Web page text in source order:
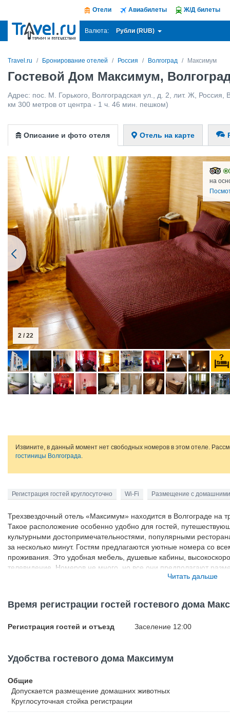
Отели Авиабилеты Ж/Д билеты
Валюта: Рубли (RUB)
Travel.ru Бронирование отелей Россия Волгоград Максимум
Гостевой Дом Максимум,
Адрес: пос. М. Горького, Волгоградская ул., д. 2, лит. Ж Россия
км 300 метров от центра - 1 ч. 46 мин. пешком)
Описание и фото отеля Отель на карте
на
2 / 22
Извините, в данный момент нет свободных номеров в этом отеле.
гостиницы Волгограда.
Регистрация гостей круглосуточно Wi-Fi Размещение с
Трехзвездочный отель «Максимум» находится в Волгограде на
Такое расположение особенно удобно для гостей,
культурными достопримечательностями, популярными
за несколько минут. Гостям предлагаются уютные номера со
проживания. Это удобная мебель, душевые кабины,
телевидение. Номеров не много, но все они предполагают
гостей в отеле имеется бильярдная, массажный кабинет и
Читать дальше
Время регистрации гостей гостевого дома
Регистрация гостей и отъезд Заселение 12:00
Удобства гостевого дома Максимум
Общие
Допускается размещение домашних животных
Круглосуточная стойка регистрации